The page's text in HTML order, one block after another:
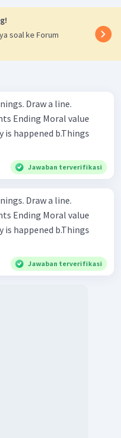
soal ke Forum
Draw a line.
b.Things
Jawaban terverifikasi
Draw a line.
b.Things
Jawaban terverifikasi